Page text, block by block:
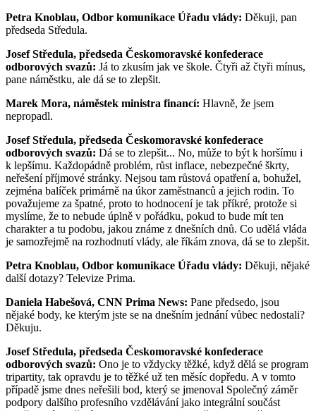
Petra Knoblau, Odbor komunikace Úřadu vlády: Děkuji, pan
předseda Středula.
Josef Středula, předseda Českomoravské konfederace
odborových svazů: Já to zkusím jak ve škole. Čtyři až čtyři mínus,
pane náměstku, ale dá se to zlepšit.
Marek Mora, náměstek ministra financí: Hlavně, že jsem
nepropadl.
Josef Středula, předseda Českomoravské konfederace
odborových svazů: Dá se to zlepšit... No, může to být k horšímu i
k lepšímu. Každopádně problém, růst inflace, nebezpečné škrty,
neřešení příjmové stránky. Nejsou tam růstová opatření a, bohužel,
zejména balíček primárně na úkor zaměstnanců a jejich rodin. To
považujeme za špatné, proto to hodnocení je tak příkré, protože si
myslíme, že to nebude úplně v pořádku, pokud to bude mít ten
charakter a tu podobu, jakou známe z dnešních dnů. Co udělá vláda
je samozřejmě na rozhodnutí vlády, ale říkám znova, dá se to zlepšit.
Petra Knoblau, Odbor komunikace Úřadu vlády: Děkuji, nějaké
další dotazy? Televize Prima.
Daniela Habešová, CNN Prima News: Pane předsedo, jsou
nějaké body, ke kterým jste se na dnešním jednání vůbec nedostali?
Děkuju.
Josef Středula, předseda Českomoravské konfederace
odborových svazů: Ono je to vždycky těžké, když dělá se program
tripartity, tak opravdu je to těžké už ten měsíc dopředu. A v tomto
případě jsme dnes neřešili bod, který se jmenoval Společný záměr
podpory dalšího profesního vzdělávání jako integrální součást